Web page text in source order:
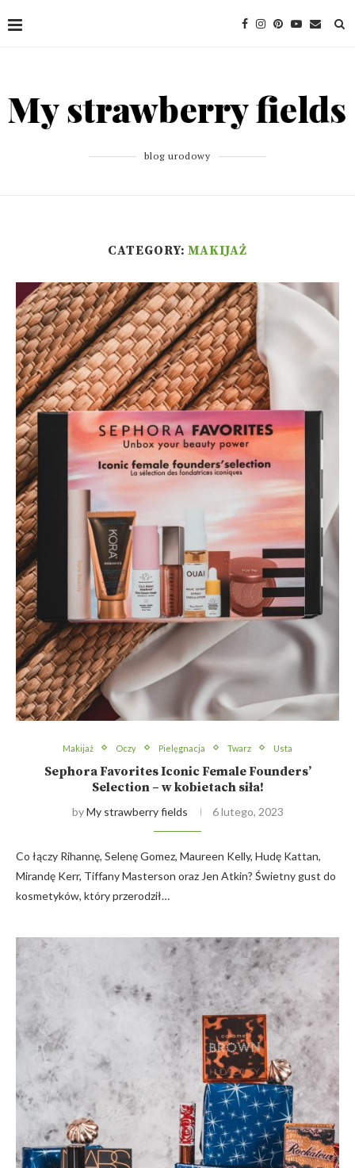
blog urodowy
CATEGORY: MAKIJAŻ
Makijaż Oczy Pielęgnacja Twarz Usta
Sephora Favorites Iconic Female Founders’
Selection – w kobietach siła!
byMy strawberry fields 6 lutego, 2023
Co łączy Rihannę, Selenę Gomez, Maureen Kelly, Hudę Kattan,
Mirandę Kerr, Tiffany Masterson oraz Jen Atkin? Świetny gust do
kosmetyków, który przerodził…